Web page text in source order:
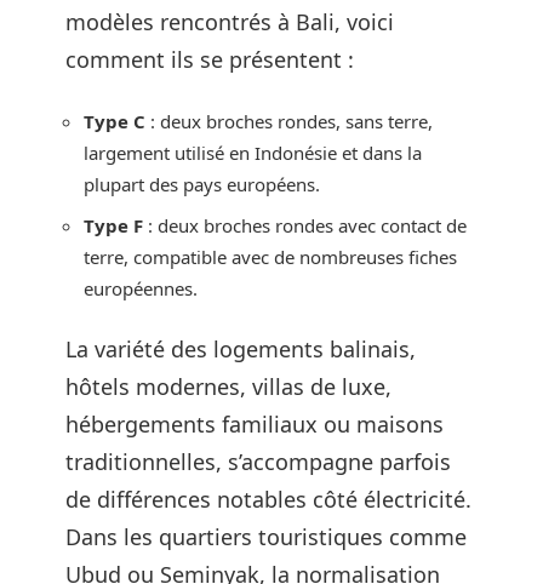
modèles rencontrés à Bali, voici
comment ils se présentent :
Type C : deux broches rondes, sans terre,
largement utilisé en Indonésie et dans la
plupart des pays européens.
Type F : deux broches rondes avec contact de
terre, compatible avec de nombreuses fiches
européennes.
La variété des logements balinais,
hôtels modernes, villas de luxe,
hébergements familiaux ou maisons
traditionnelles, s’accompagne parfois
de différences notables côté électricité.
Dans les quartiers touristiques comme
Ubud ou Seminyak, la normalisation